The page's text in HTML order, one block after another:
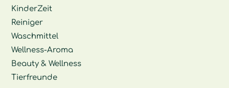
KinderZeit
Reiniger
Waschmittel
Wellness-Aroma
Beauty & Wellness
Tierfreunde